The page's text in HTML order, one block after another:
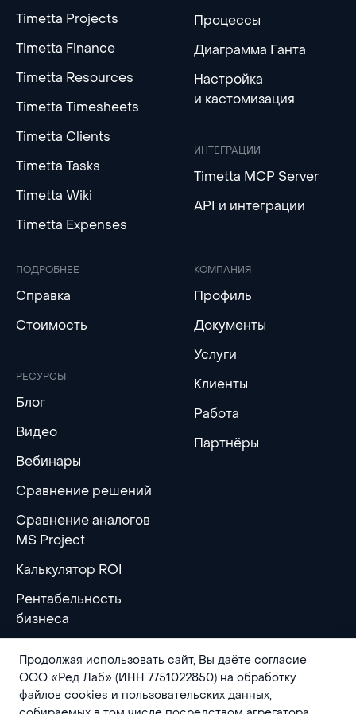
Timetta Projects
Timetta Finance
Timetta Resources
Timetta Timesheets
Timetta Clients
Timetta Tasks
Timetta Wiki
Timetta Expenses
Процессы
Диаграмма Ганта
Настройка
и кастомизация
ИНТЕГРАЦИИ
Timetta MCP Server
API и интеграции
ПОДРОБНЕЕ
Справка
Стоимость
РЕСУРСЫ
Блог
Видео
Вебинары
Сравнение решений
Сравнение аналогов
MS Project
Калькулятор ROI
Рентабельность
бизнеса
КОМПАНИЯ
Профиль
Документы
Услуги
Клиенты
Работа
Партнёры
Продолжая использовать сайт, Вы даёте согласие
ООО «Ред Лаб» (ИНН 7751022850) на обработку
файлов cookies и пользовательских данных,